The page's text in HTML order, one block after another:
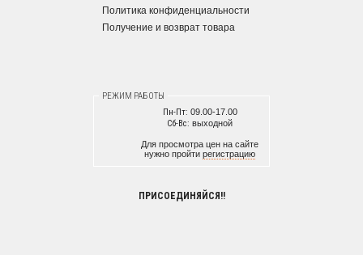
Политика конфиденциальности
Получение и возврат товара
РЕЖИМ РАБОТЫ
Пн-Пт: 09.00-17.00
Сб-Вс: выходной
Для просмотра цен на сайте
нужно пройти регистрацию
ПРИСОЕДИНЯЙСЯ!!